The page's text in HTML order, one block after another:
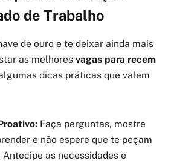
de Trabalho
de ouro e te deixar ainda mais
as melhores vagas para recem
dicas práticas que valem
Faça perguntas, mostre
e não espere que te peçam
as necessidades e